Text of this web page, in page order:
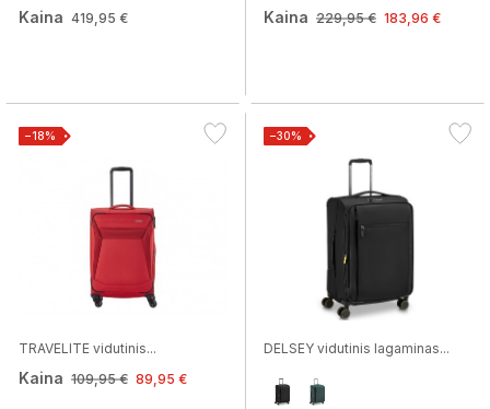
Kaina 419,95 € Kaina 229,95 € 183,96 €
−18%
TRAVELITE vidutinis...
Kaina 109,95 € 89,95 €
−30%
DELSEY vidutinis lagaminas...